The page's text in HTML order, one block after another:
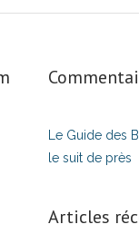
Le Guide des
le suit de près
Articles